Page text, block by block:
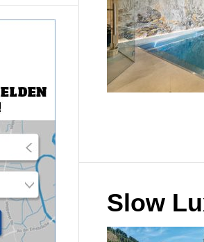
Slow